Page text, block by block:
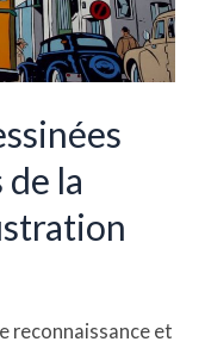
la
reconnaissance et